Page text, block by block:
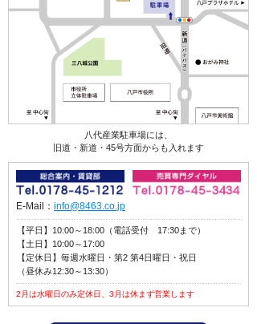
八代産業駐車場には、
旧道・新道・45号方面からも入れます
E-Mail： info@8463.co.jp
【平日】10:00～18:00（電話受付 17:30まで）
【土日】10:00～17:00
【定休日】毎週水曜日・第2 第4日曜日・祝日
（昼休み12:30～13:30）
2月は水曜日のみ定休日、3月は休まず営業します